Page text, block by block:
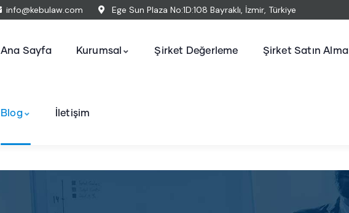
info@kebulaw.com Ege Sun Plaza No:1D:108 Bayraklı, İzmir, Türkiye
Ana Sayfa Kurumsal Şirket Değerleme Şirket Satın Alma
Blog İletişim